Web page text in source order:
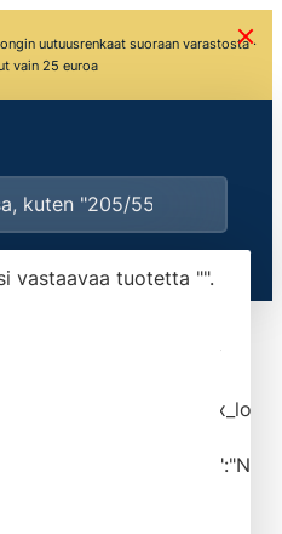
uutuusrenkaat suoraan varastosta ·
vain 25 euroa
vastaavaa tuotetta "".
correctly.<br>Currently
data-page="1"
data-start="1" data-